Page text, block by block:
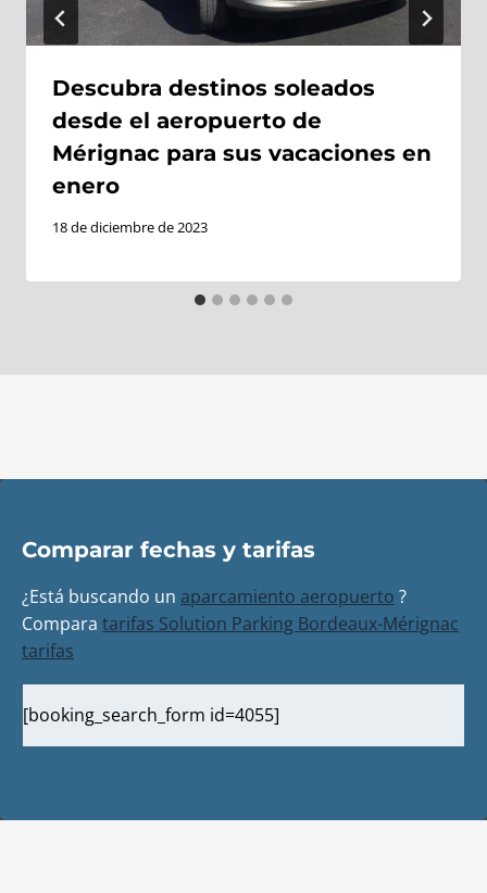
Descubra destinos soleados
desde el aeropuerto de
Mérignac para sus vacaciones en
enero
18 de diciembre de 2023
Comparar fechas y tarifas
¿Está buscando un aparcamiento aeropuerto ?
Compara tarifas Solution Parking Bordeaux-Mérignac
tarifas
[booking_search_form id=4055]